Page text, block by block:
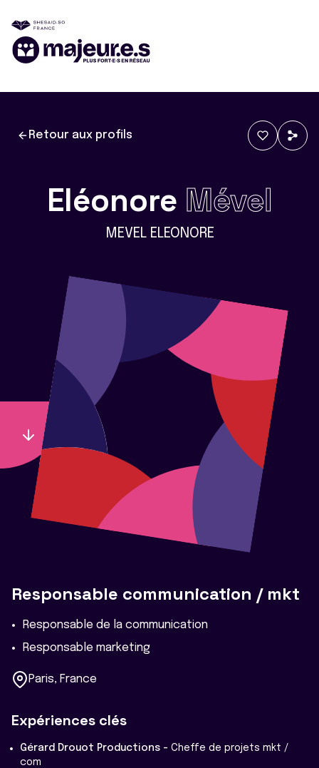
Retour aux profils
Eléonore Mével
MEVEL ELEONORE
Responsable communication / mkt
Responsable de la communication
Responsable marketing
Paris, France
Expériences clés
Gérard Drouot Productions - Cheffe de projets mkt /
com